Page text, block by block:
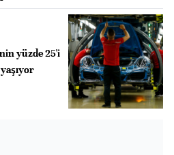
yüzde 25'i